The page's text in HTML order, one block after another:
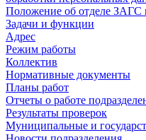
Положение об отделе ЗАГС
Задачи и функции
Адрес
Режим работы
Коллектив
Нормативные документы
Планы работ
Отчеты о работе
Результаты проверок
Муниципальные и